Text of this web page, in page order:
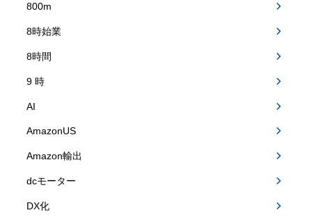
800m
8時始業
8時間
9 時
AI
AmazonUS
Amazon輸出
dcモーター
DX化